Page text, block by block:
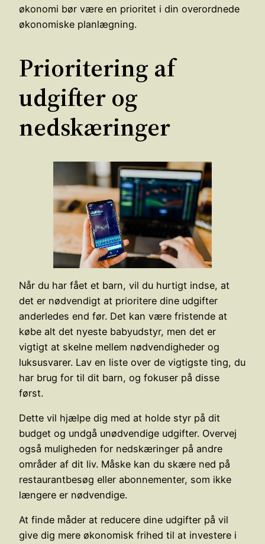
økonomi bør være en prioritet i din overordnede
økonomiske planlægning.
Prioritering af
udgifter og
nedskæringer
Når du har fået et barn, vil du hurtigt indse, at
det er nødvendigt at prioritere dine udgifter
anderledes end før. Det kan være fristende at
købe alt det nyeste babyudstyr, men det er
vigtigt at skelne mellem nødvendigheder og
luksusvarer. Lav en liste over de vigtigste ting, du
har brug for til dit barn, og fokuser på disse
først.
Dette vil hjælpe dig med at holde styr på dit
budget og undgå unødvendige udgifter. Overvej
også muligheden for nedskæringer på andre
områder af dit liv. Måske kan du skære ned på
restaurantbesøg eller abonnementer, som ikke
længere er nødvendige.
At finde måder at reducere dine udgifter på vil
give dig mere økonomisk frihed til at investere i